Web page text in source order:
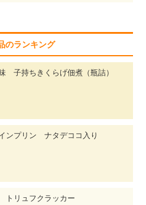
のランキング
子持ちきくらげ佃煮（瓶詰）
ンプリン ナタデココ入り
トリュフクラッカー